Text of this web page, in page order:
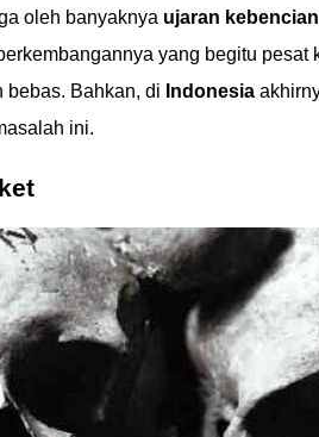
oleh banyaknya ujaran kebencian
yang begitu
bebas. Bahkan, di Indonesia
ini.